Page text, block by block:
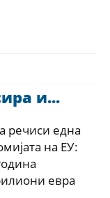
и...
речиси една
на ЕУ:
евра